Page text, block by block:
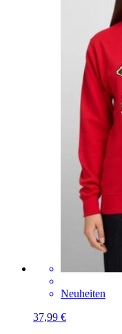
Neuheiten
37,99 €